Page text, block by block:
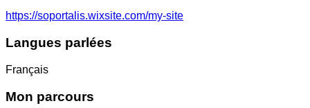
https://soportalis.wixsite.com/my-site
Langues parlées
Français
Mon parcours